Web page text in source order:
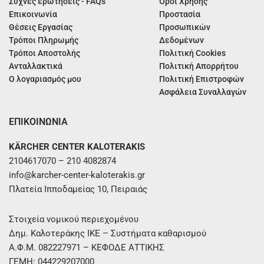
Επικοινωνία
Θέσεις Εργασίας
Τρόποι Πληρωμής
Τρόποι Αποστολής
Ανταλλακτικά
Ο λογαριασμός μου
Προστασία
Προσωπικών
Δεδομένων
Πολιτική Cookies
Πολιτική Απορρήτου
Πολιτική Επιστροφών
Ασφάλεια Συναλλαγών
ΕΠΙΚΟΙΝΩΝΙΑ
KÄRCHER CENTER KALOTERAKIS
2104617070 – 210 4082874
info@karcher-center-kaloterakis.gr
Πλατεία Ιπποδαμείας 10, Πειραιάς
Στοιχεία νομικού περιεχομένου
Δημ. Καλοτεράκης ΙΚΕ – Συστήματα καθαρισμού
Α.Φ.Μ. 082227971 – ΚΕΦΟΔΕ ΑΤΤΙΚΗΣ
ΓΕΜΗ: 044229207000